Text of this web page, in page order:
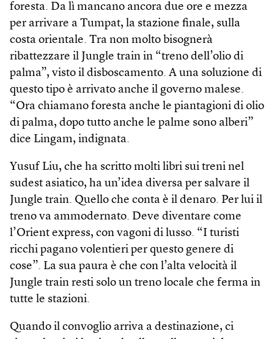
foresta. Da lì mancano ancora due ore e mezza
per arrivare a Tumpat, la stazione finale, sulla
costa orientale. Tra non molto bisognerà
ribattezzare il Jungle train in “treno dell’olio di
palma”, visto il disboscamento. A una soluzione di
questo tipo è arrivato anche il governo malese.
“Ora chiamano foresta anche le piantagioni di olio
di palma, dopo tutto anche le palme sono alberi”
dice Lingam, indignata.
Yusuf Liu, che ha scritto molti libri sui treni nel
sudest asiatico, ha un’idea diversa per salvare il
Jungle train. Quello che conta è il denaro. Per lui il
treno va ammodernato. Deve diventare come
l’Orient express, con vagoni di lusso. “I turisti
ricchi pagano volentieri per questo genere di
cose”. La sua paura è che con l’alta velocità il
Jungle train resti solo un treno locale che ferma in
tutte le stazioni.
Quando il convoglio arriva a destinazione, ci